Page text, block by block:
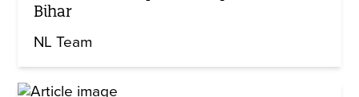
Bihar
NL Team